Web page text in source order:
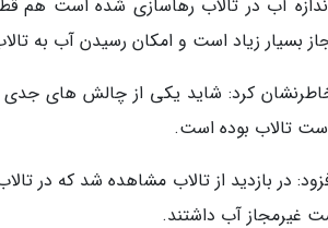
آب در تالاب رهاسازی شده است هم
بسیار زیاد است و امکان رسیدن آب به
کرد: شاید یکی از چالش های جدی
تالاب بوده است.
در بازدید از تالاب مشاهده شد که
غیرمجاز آب داشتند.